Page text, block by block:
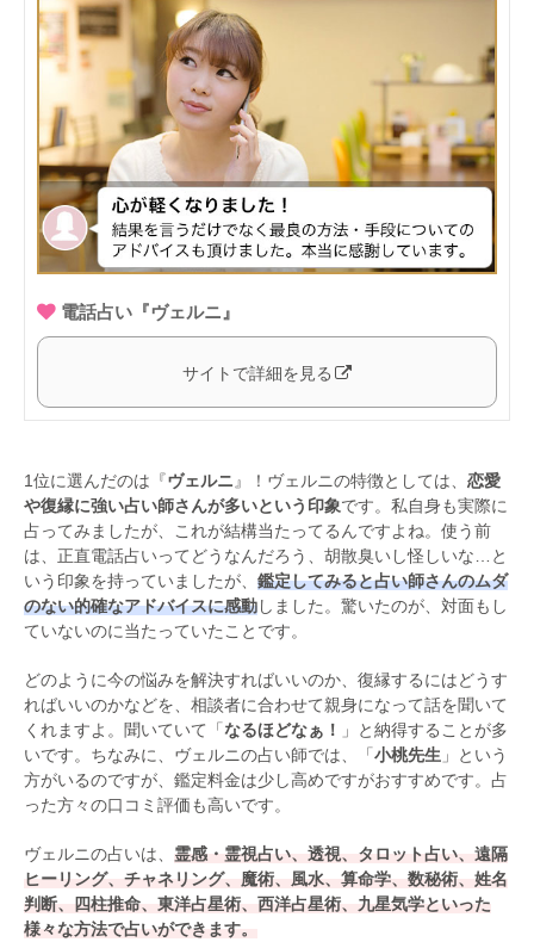
電話占い『ヴェルニ』
サイトで詳細を見る
1位に選んだのは『ヴェルニ』！ヴェルニの特徴としては、 恋愛
や復縁に強い占い師さんが多いという印象です。私自身も実際に
占ってみましたが、これが結構当たってるんですよね。使う前
は、正直電話占いってどうなんだろう、胡散臭いし怪しいな…と
いう印象を持っていましたが、 鑑定してみると占い師さんのムダ
のない的確なアドバイスに感動しました。驚いたのが、対面もし
ていないのに当たっていたことです。
どのように今の悩みを解決すればいいのか、復縁するにはどうす
ればいいのかなどを、相談者に合わせて親身になって話を聞いて
くれますよ。聞いていて「 なるほどなぁ！
」と納得することが多
いです。ちなみに、ヴェルニの占い師では、「 小桃先生 」という
方がいるのですが、鑑定料金は少し高めですがおすすめです。占
った方々の口コミ評価も高いです。
ヴェルニの占いは、 霊感・霊視占い、透視、タロット占い、遠隔
ヒーリング、チャネリング、魔術、風水、算命学、数秘術、姓名
判断、四柱推命、東洋占星術、西洋占星術、九星気学といった
様々な方法で占いができます。